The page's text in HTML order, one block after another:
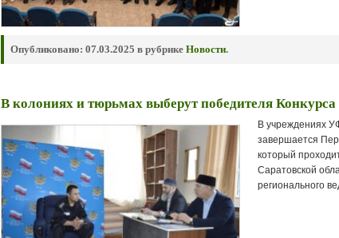
Опубликовано: 07.03.2025 в рубрике Новости.
В колониях и тюрьмах выберут победителя
В учреждениях
завершается
который
Саратовской
регионального